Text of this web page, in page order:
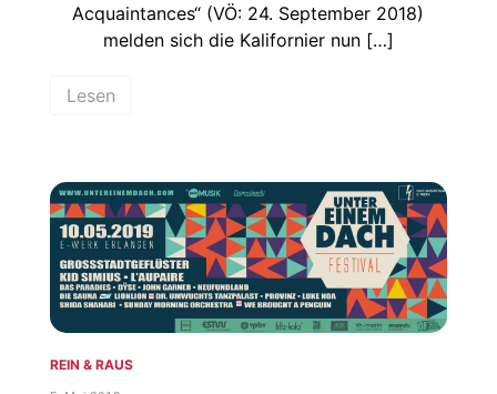
Acquaintances“ (VÖ: 24. September 2018)
melden sich die Kalifornier nun […]
Lesen
REIN & RAUS